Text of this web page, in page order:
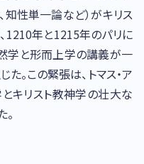
知性単一論など）がキリス
1210年と1215年のパリに
学と形而上学の講義が一
。この緊張は、トマス・ア
とキリスト教神学の壮大な